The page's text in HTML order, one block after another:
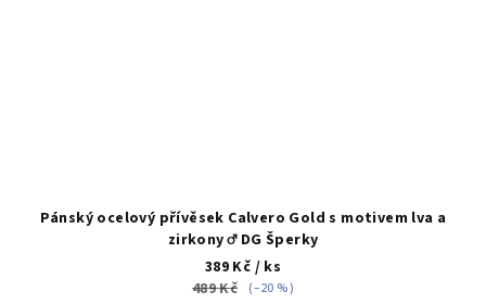
Pánský ocelový přívěsek Calvero Gold s motivem lva a
zirkony ♂️ DG Šperky
389 Kč / ks
489 Kč (–20 %)